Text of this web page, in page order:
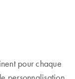
pour chaque